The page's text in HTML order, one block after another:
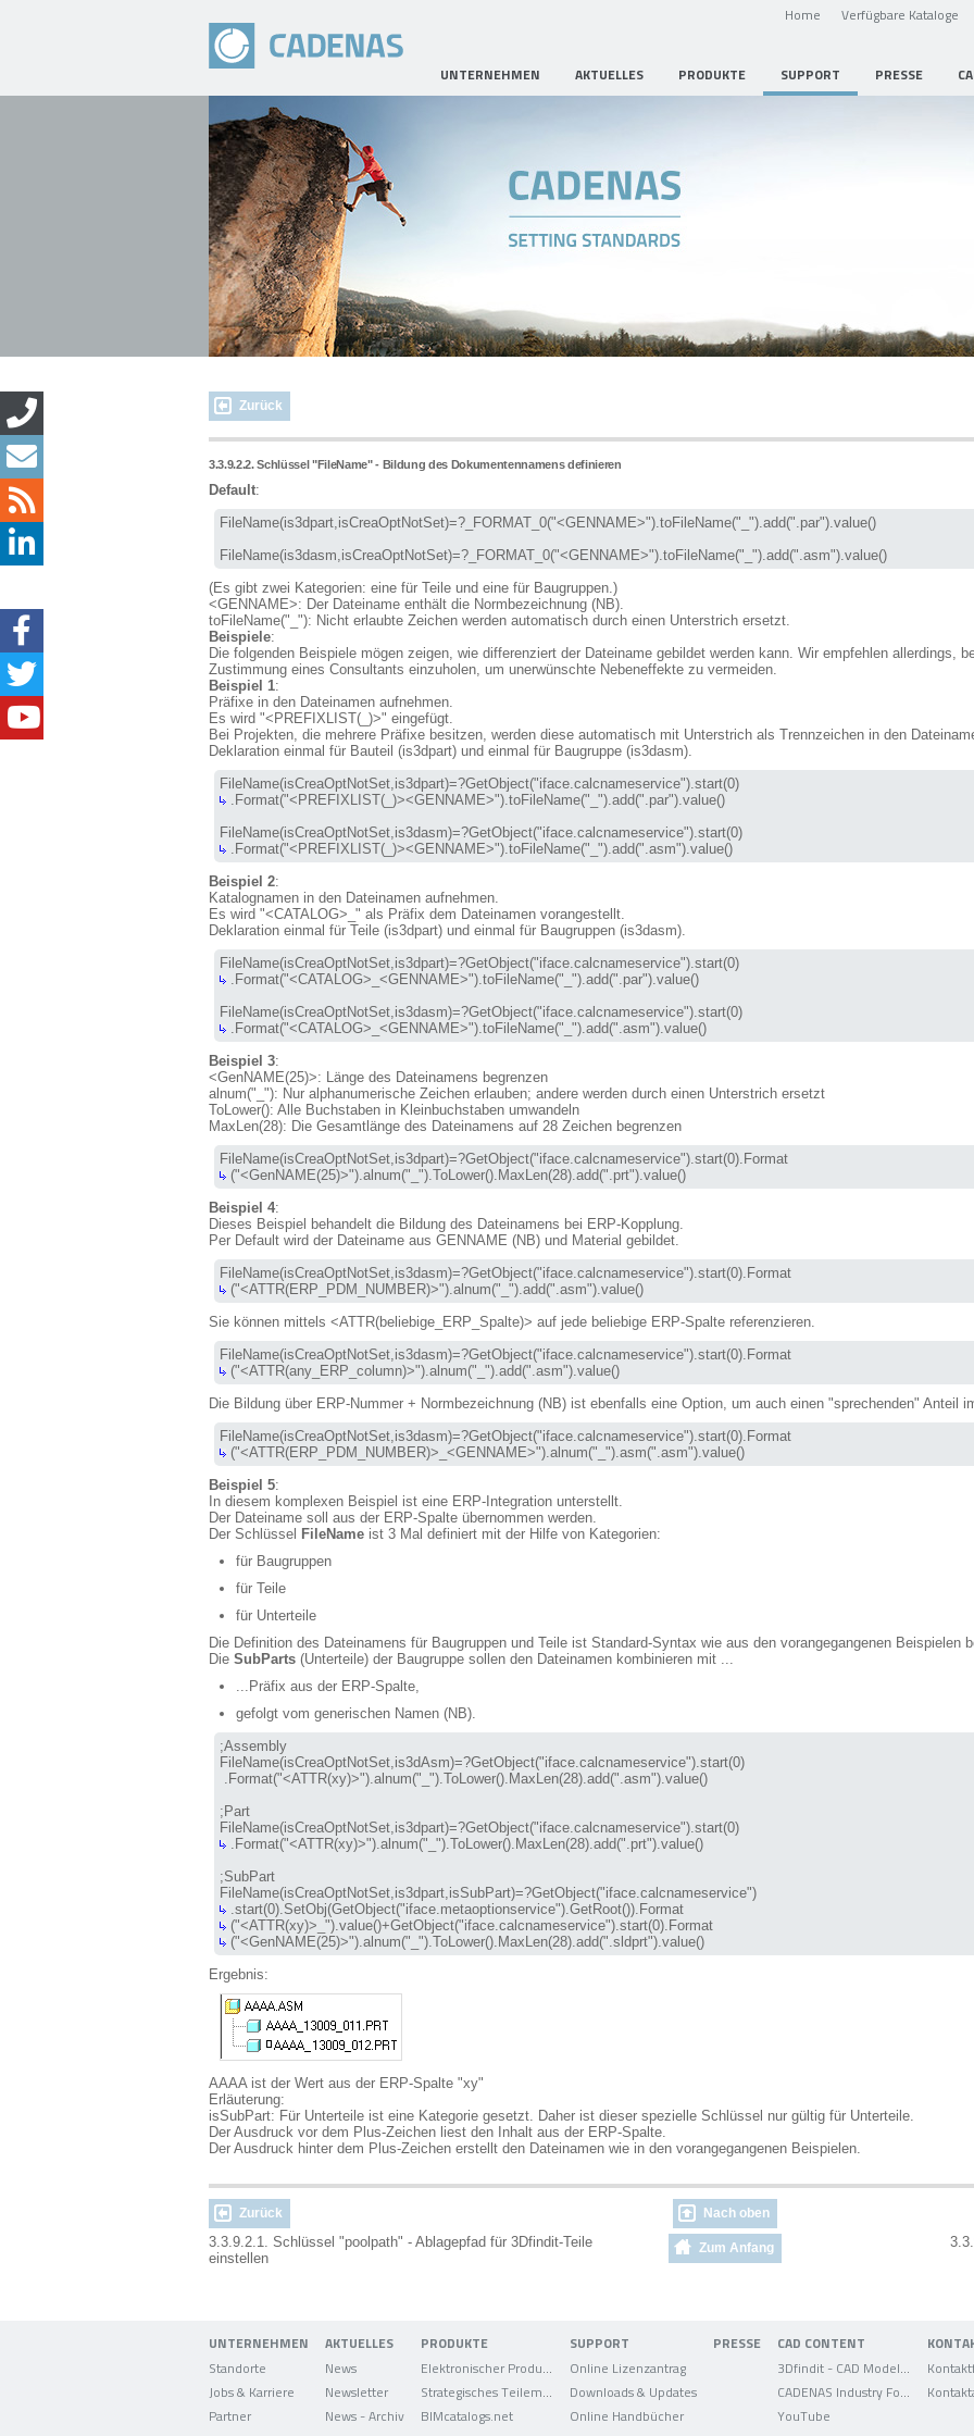
Home Verfügbare Kataloge
UNTERNEHMEN AKTUELLES PRODUKTE SUPPORT PRESSE
Zurück
3.3.9.2.2.Schlüssel "FileName" - Bildung des Dokumentennamens definieren
Default:
FileName(is3dpart,isCreaOptNotSet)=?_FORMAT_0("<GENNAME>").toFileName("_").add(".par").value()
FileName(is3dasm,isCreaOptNotSet)=?_FORMAT_0("<GENNAME>").toFileName("_").add(".asm").value()
(Es gibt zwei Kategorien: eine für Teile und eine für Baugruppen.)
<GENNAME>: Der Dateiname enthält die Normbezeichnung (NB).
toFileName("_"): Nicht erlaubte Zeichen werden automatisch durch einen Unterstrich ersetzt.
Beispiele:
Die folgenden Beispiele mögen zeigen, wie differenziert der Dateiname gebildet werden kann. Wir empfehlen allerdings,
Zustimmung eines Consultants einzuholen, um unerwünschte Nebeneffekte zu vermeiden.
Beispiel 1:
Präfixe in den Dateinamen aufnehmen.
Es wird "<PREFIXLIST(_)>" eingefügt.
Bei Projekten, die mehrere Präfixe besitzen, werden diese automatisch mit Unterstrich als Trennzeichen in den
Deklaration einmal für Bauteil (is3dpart) und einmal für Baugruppe (is3dasm).
.Format("<PREFIXLIST(_)><GENNAME>").toFileName("_").add(".par").value()
.Format("<PREFIXLIST(_)><GENNAME>").toFileName("_").add(".asm").value()
Beispiel 2:
Katalognamen in den Dateinamen aufnehmen.
Es wird "<CATALOG>_ " als Präfix dem Dateinamen vorangestellt.
Deklaration einmal für Teile (is3dpart) und einmal für Baugruppen (is3dasm).
.Format("<CATALOG>_<GENNAME>").toFileName("_").add(".par").value()
.Format("<CATALOG>_<GENNAME>").toFileName("_").add(".asm").value()
Beispiel 3:
<GenNAME(25)>: Länge des Dateinamens begrenzen
alnum("_"): Nur alphanumerische Zeichen erlauben; andere werden durch einen Unterstrich ersetzt
ToLower(): Alle Buchstaben in Kleinbuchstaben umwandeln
MaxLen(28): Die Gesamtlänge des Dateinamens auf 28 Zeichen begrenzen
("<GenNAME(25)>").alnum("_").ToLower().MaxLen(28).add(".prt").value()
Beispiel 4:
Dieses Beispiel behandelt die Bildung des Dateinamens bei ERP-Kopplung.
Per Default wird der Dateiname aus GENNAME (NB) und Material gebildet.
("<ATTR(ERP_PDM_NUMBER)>").alnum("_").add(".asm").value()
Sie können mittels <ATTR(beliebige_ERP_Spalte)> auf jede beliebige ERP-Spalte referenzieren.
("<ATTR(any_ERP_column)>").alnum("_").add(".asm").value()
Die Bildung über ERP-Nummer + Normbezeichnung (NB) ist ebenfalls eine Option, um auch einen "sprechenden" Anteil
("<ATTR(ERP_PDM_NUMBER)>_<GENNAME>").alnum("_").asm(".asm").value()
Beispiel 5:
In diesem komplexen Beispiel ist eine ERP-Integration unterstellt.
Der Dateiname soll aus der ERP-Spalte übernommen werden.
Der Schlüssel FileName ist 3 Mal definiert mit der Hilfe von Kategorien:
für Baugruppen
für Teile
für Unterteile
Die Definition des Dateinamens für Baugruppen und Teile ist Standard-Syntax wie aus den vorangegangenen Beispielen
Die SubParts (Unterteile) der Baugruppe sollen den Dateinamen kombinieren mit ...
...Präfix aus der ERP-Spalte,
gefolgt vom generischen Namen (NB).
;Assembly
FileName(isCreaOptNotSet,is3dAsm)=?GetObject("iface.calcnameservice").start(0)
.Format("<ATTR(xy)>").alnum("_").ToLower().MaxLen(28).add(".asm").value()
;Part
FileName(isCreaOptNotSet,is3dpart
.Format("<ATTR(xy)>").alnum("_").ToLower().MaxLen(28).add(".prt").value()
;SubPart
FileName(isCreaOptNotSet,is3dpart,isSubPart
("<GenNAME(25)>").alnum("_").ToLower().MaxLen(28).add(".sldprt").value()
Ergebnis:
AAAA ist der Wert aus der ERP-Spalte "xy"
Erläuterung:
isSubPart: Für Unterteile ist eine Kategorie gesetzt. Daher ist dieser spezielle Schlüssel nur gültig für Unterteile.
Der Ausdruck vor dem Plus-Zeichen liest den Inhalt aus der ERP-Spalte.
Der Ausdruck hinter dem Plus-Zeichen erstellt den Dateinamen wie in den vorangegangenen Beispielen.
Zurück Nach oben
3.3.9.2.1. Schlüssel "poolpath" - Ablagepfad für 3Dfindit-Teile
einstellen
Zum Anfang
UNTERNEHMEN
Standorte
Jobs & Karriere
Partner
AKTUELLES
News
Newsletter
News - Archiv
PRODUKTE
BIMcatalogs.net
SUPPORT
Online Lizenzantrag
Downloads & Updates
Online Handbücher
PRESSE CAD CONTENT
YouTube